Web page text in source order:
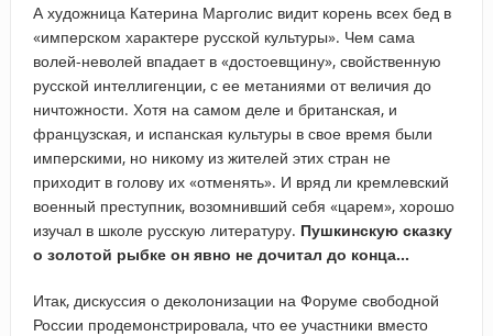
А художница Катерина Марголис видит корень всех бед в
«имперском характере русской культуры». Чем сама
волей-неволей впадает в «достоевщину», свойственную
русской интеллигенции, с ее метаниями от величия до
ничтожности. Хотя на самом деле и британская, и
французская, и испанская культуры в свое время были
имперскими, но никому из жителей этих стран не
приходит в голову их «отменять». И вряд ли кремлевский
военный преступник, возомнивший себя «царем», хорошо
изучал в школе русскую литературу. Пушкинскую сказку
о золотой рыбке он явно не дочитал до конца…
Итак, дискуссия о деколонизации на Форуме свободной
России продемонстрировала, что ее участники вместо